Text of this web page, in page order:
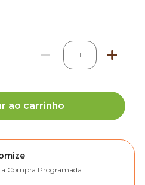
1
ao carrinho
Compra Programada